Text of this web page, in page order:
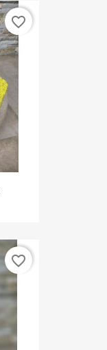
favorite_border
favorite_border